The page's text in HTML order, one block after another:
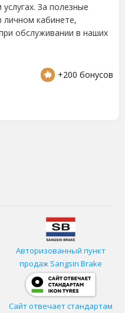
За полезные
кабинете,
обслуживании в наших
+200 бонусов
Авторизованный пункт
продаж Sangsin Brake
Сайт отвечает стандартам